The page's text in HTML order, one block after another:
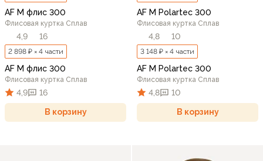
AF M флис 300
Флисовая куртка Сплав
4,9 16
2 898 ₽ × 4 части
AF M флис 300
Флисовая куртка Сплав
4,9 16
В корзину
AF M Polartec 300
Флисовая куртка Сплав
4,8 10
3 148 ₽ × 4 части
AF M Polartec 300
Флисовая куртка Сплав
4,8 10
В корзину